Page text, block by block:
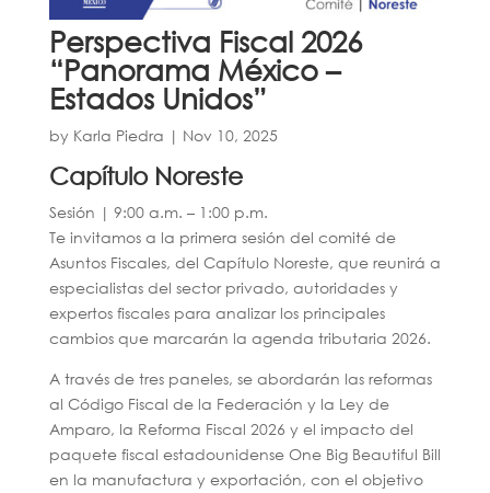
Perspectiva Fiscal 2026
“Panorama México –
Estados Unidos”
by Karla Piedra | Nov 10, 2025
Capítulo Noreste
Sesión | 9:00 a.m. – 1:00 p.m.
Te invitamos a la primera sesión del comité de
Asuntos Fiscales, del Capítulo Noreste, que reunirá a
especialistas del sector privado, autoridades y
expertos fiscales para analizar los principales
cambios que marcarán la agenda tributaria 2026.
A través de tres paneles, se abordarán las reformas
al Código Fiscal de la Federación y la Ley de
Amparo, la Reforma Fiscal 2026 y el impacto del
paquete fiscal estadounidense One Big Beautiful Bill
en la manufactura y exportación, con el objetivo